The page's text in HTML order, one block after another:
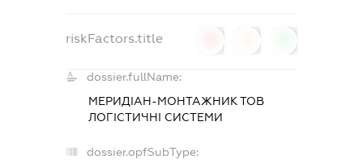
riskFactors.title
dossier.fullName:
МЕРИДІАН-МОНТАЖНИК ТОВ
ЛОГІСТИЧНІ СИСТЕМИ
dossier.opfSubType: